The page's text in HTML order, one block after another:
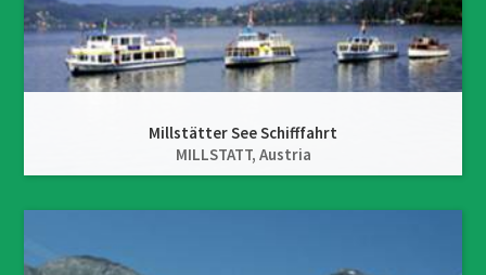
Millstätter See Schifffahrt
MILLSTATT, Austria